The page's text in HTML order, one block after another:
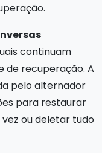
continuam
de recuperação. A
pelo alternador
para restaurar
ou deletar tudo